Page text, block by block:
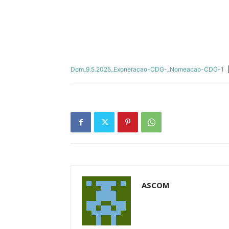
Dom_9.5.2025_Exoneracao-CDG-_Nomeacao-CDG-1
ASCOM